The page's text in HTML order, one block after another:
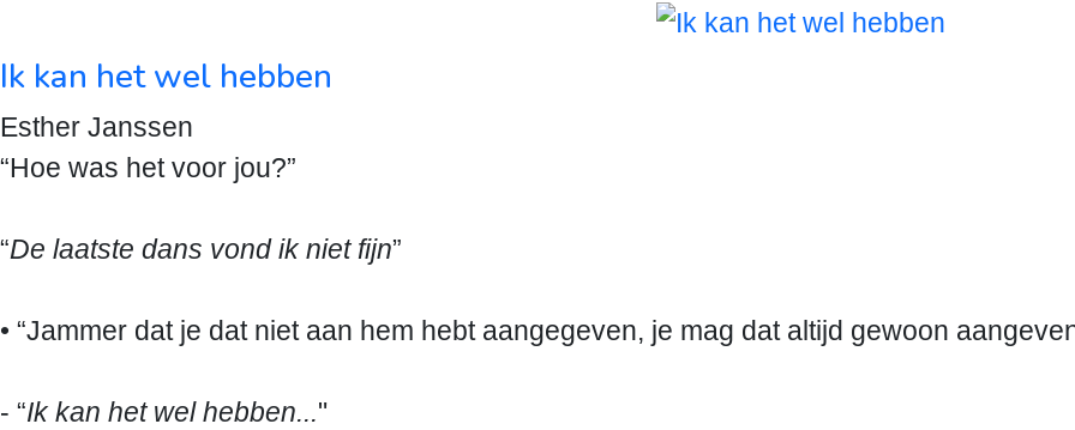
Ik kan het wel hebben
Esther Janssen
“Hoe was het voor jou?”
“De laatste dans vond ik niet fijn”
• “Jammer dat je dat niet aan hem hebt aangegeven, je mag dat altijd gewoon
- “Ik kan het wel hebben..."